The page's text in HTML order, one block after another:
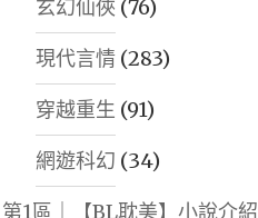
玄幻仙俠 (76)
現代言情(283)
穿越重生 (91)
網遊科幻 (34)
第1區｜【BL耽美】小說介紹